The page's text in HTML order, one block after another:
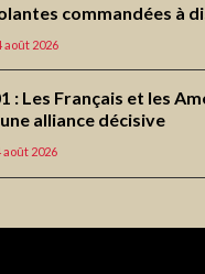
commandées à
août 2026
: Les Français et les
alliance décisive
août 2026